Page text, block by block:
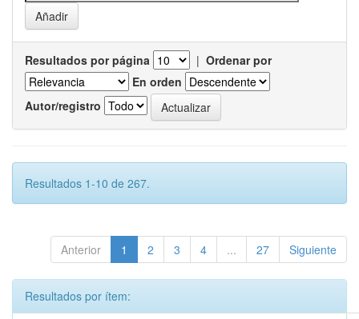
Resultados por página | Ordenar por
En orden
Autor/registro
Resultados 1-10 de 267.
Anterior 1 2 3 4 ... 27 Siguiente
Resultados por ítem: